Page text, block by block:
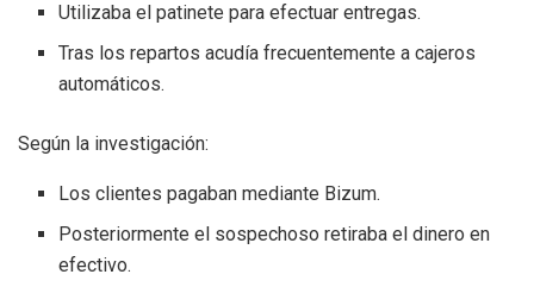
Utilizaba el patinete para efectuar entregas.
Tras los repartos acudía frecuentemente a cajeros
automáticos.
Según la investigación:
Los clientes pagaban mediante Bizum.
Posteriormente el sospechoso retiraba el dinero en
efectivo.